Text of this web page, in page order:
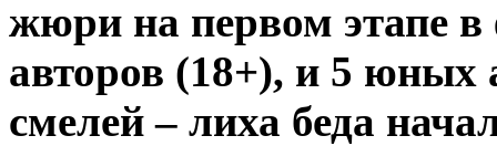
жюри на первом этапе
авторов (18+), и 5
смелей – лиха беда